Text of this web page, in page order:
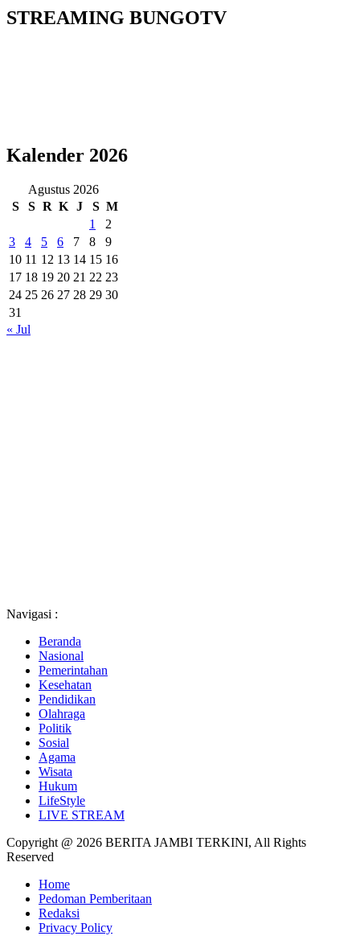
STREAMING BUNGOTV
Kalender 2026
Agustus 2026
S
S R K J S M
1
2
3
4 5 6 7 8
9
10 11 12 13 14 15 16
17 18 19 20 21 22 23
24 25 26 27 28 29 30
31
« Jul
Navigasi :
Beranda
Nasional
Pemerintahan
Kesehatan
Pendidikan
Olahraga
Politik
Sosial
Agama
Wisata
Hukum
LifeStyle
LIVE STREAM
Copyright @ 2026 BERITA JAMBI TERKINI, All Rights
Reserved
Home
Pedoman Pemberitaan
Redaksi
Privacy Policy